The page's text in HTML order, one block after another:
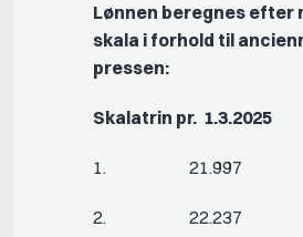
Lønnen beregnes efter
skala i forhold til
pressen:
Skalatrin pr. 1.3.2025
1. 21.997
2. 22.237